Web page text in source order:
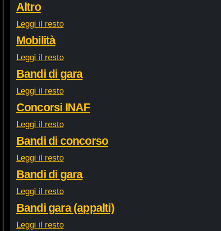
Altro
Leggi il resto
Mobilità
Leggi il resto
Bandi di gara
Leggi il resto
Concorsi INAF
Leggi il resto
Bandi di concorso
Leggi il resto
Bandi di gara
Leggi il resto
Bandi gara (appalti)
Leggi il resto